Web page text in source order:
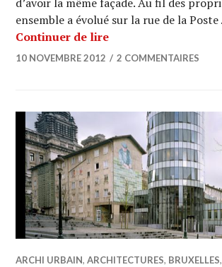
ensemble a évolué sur la rue de la
Continuer de lireARCHI URBAIN
10 NOVEMBRE 2012 2 COMMENTAIRES
ARCHI URBAIN,ARCHITECTURES, BRUXELLES